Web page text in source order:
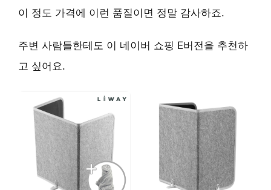
이 정도 가격에 이런 품질이면 정말 감사하죠.
주변 사람들한테도 이 네이버 쇼핑 E버전을 추천하
고 싶어요.